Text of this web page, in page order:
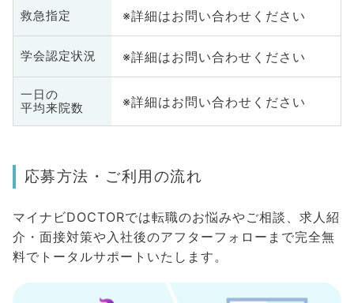
救急指定 ※詳細はお問い合わせください
学会認定状況 ※詳細はお問い合わせください
一日の
平均来院数
※詳細はお問い合わせください
応募方法・ご利用の流れ
マイナビDOCTORでは転職のお悩みやご相談、求人紹
介・面接対策や入社後のアフターフォローまで完全無
料でトータルサポートいたします。